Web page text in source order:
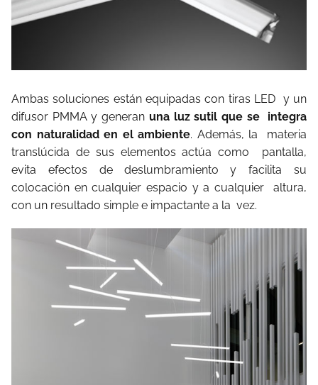
Ambas soluciones están equipadas con tiras LED y un
difusor PMMA y generan una luz sutil que se integra
con naturalidad en el ambiente. Además, la materia
translúcida de sus elementos actúa como pantalla,
evita efectos de deslumbramiento y facilita su
colocación en cualquier espacio y a cualquier altura,
con un resultado simple e impactante a la vez.